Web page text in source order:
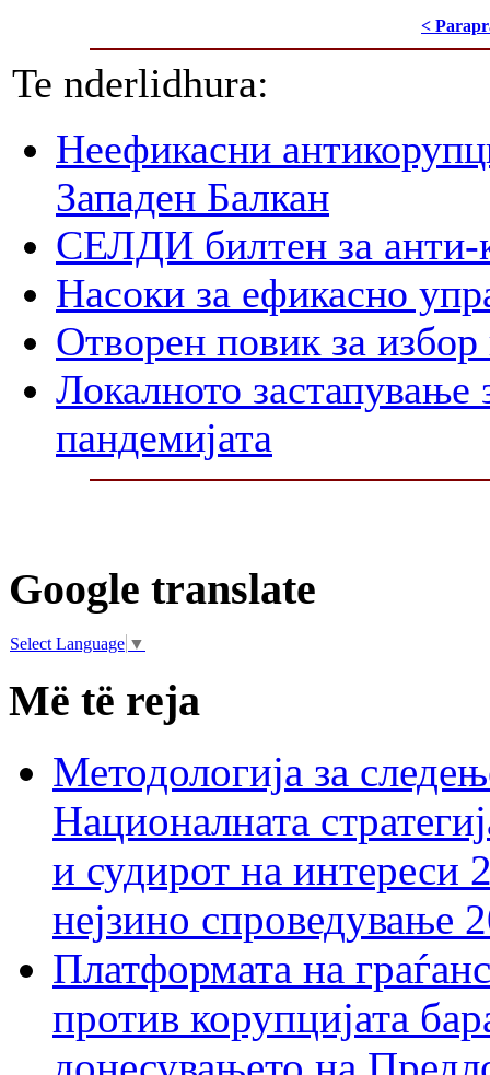
<
Te nderlidhura:
Неефикасни
Западен Балкан
СЕЛДИ билтен за анти-
Насоки за ефикасно
Отворен повик за избор
Локалното застапување
пандемијата
Google translate
Select Language ▼
Më të reja
Методологија за
Националната
и судирот на интереси
нејзино спроведување
Платформата на
против корупцијата